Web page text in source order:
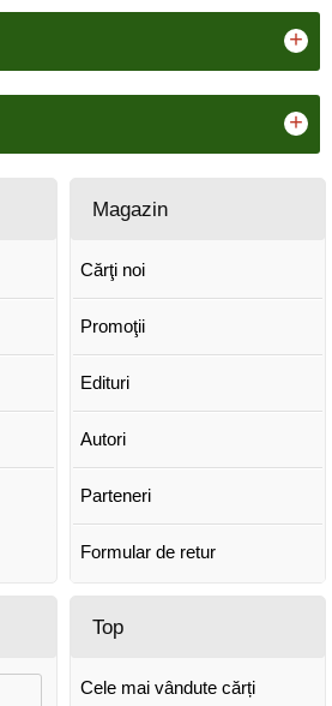
+
+
Magazin
Cărţi noi
Promoţii
Edituri
Autori
Parteneri
Formular de retur
Top
Cele mai vândute cărți